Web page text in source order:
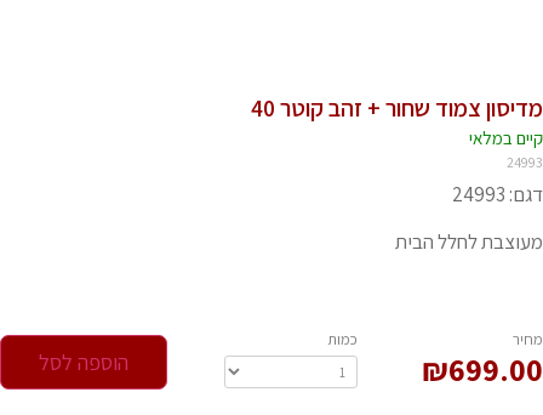
מדיסון צמוד שחור + זהב קוטר 40
קיים במלאי‬
24993
דגם: 24993
מעוצבת לחלל הבית
‫מחיר‬
₪699.00
‫כמות‬
כמות
הוספה לסל